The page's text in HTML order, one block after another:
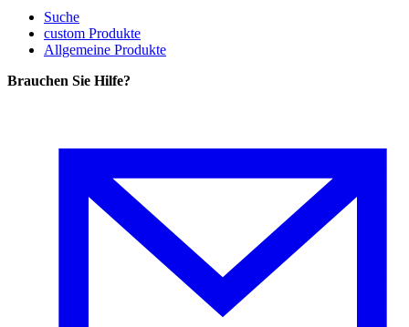
Suche
custom Produkte
Allgemeine Produkte
Brauchen Sie Hilfe?